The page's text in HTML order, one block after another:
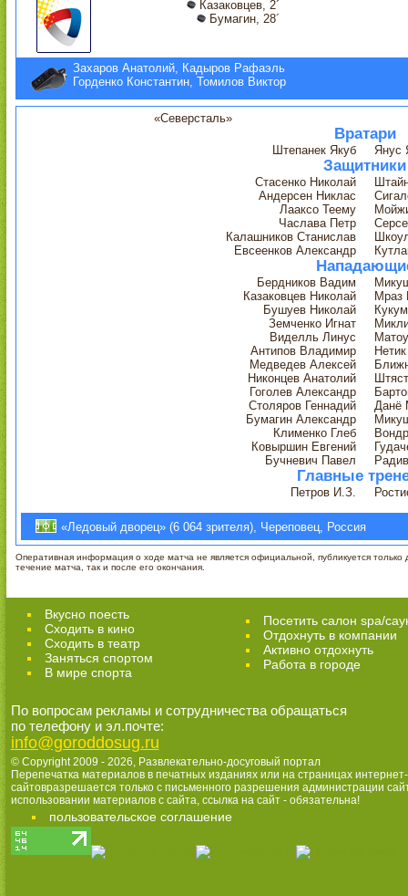
Казаковцев, 2´
Бумагин, 28´
Захаров Анатолий, Кадыров Рафаэль
Горденко Константин, Томилов Виктор
«Северсталь»
Вратари
Штепанек Якуб Янус
Защитники
Стасенко Николай
Андерсен Никлас
Лааксо Теему
Часлава Петр
Калашников Станислав
Евсеенков Александр
Бердников Вадим
Казаковцев Николай
Мраз
Бушуев Николай
Земченко Игнат
Виделль Линус
Антипов Владимир
Медведев Алексей
Никонцев Анатолий
Гоголев Александр
Столяров Геннадий
Данё
Бумагин Александр
Клименко Глеб
Ковыршин Евгений
Бучневич Павел
Главные
Петров И.З.
«Ледовый дворец» (6 064 зрителя), Череповец, Россия
Оперативная информация о ходе матча не является официальной, публикуется только
течение матча, так и после его окончания.
Вкусно поесть
Сходить в кино
Cходить в театр
Заняться спортом
В мире спорта
Посетить салон spa/
Отдохнуть в компании
Активно отдохнуть
Работа в городе
По вопросам рекламы и сотрудничества обращаться
по телефону и эл.почте:
info@goroddosug.ru
© Copyright 2009 - 2026, Развлекательно-досуговый портал
Перепечатка материалов в печатных изданиях или на страницах интернет-
сайтовразрешается только с письменного разрешения администрации
использовании материалов с сайта, ссылка на сайт - обязательна!
пользовательское соглашение